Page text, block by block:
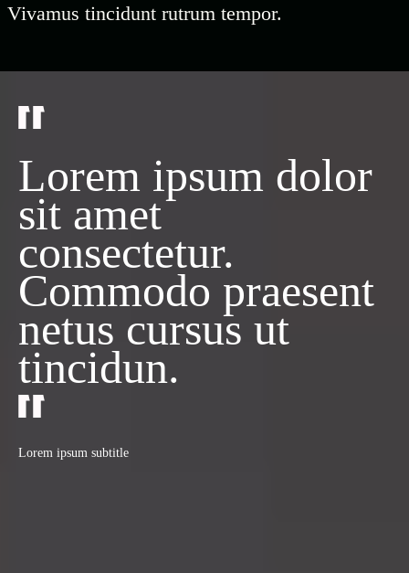
Vivamus tincidunt rutrum tempor.
Lorem ipsum dolor
sit amet
consectetur.
Commodo praesent
netus cursus ut
tincidun.
Lorem ipsum subtitle